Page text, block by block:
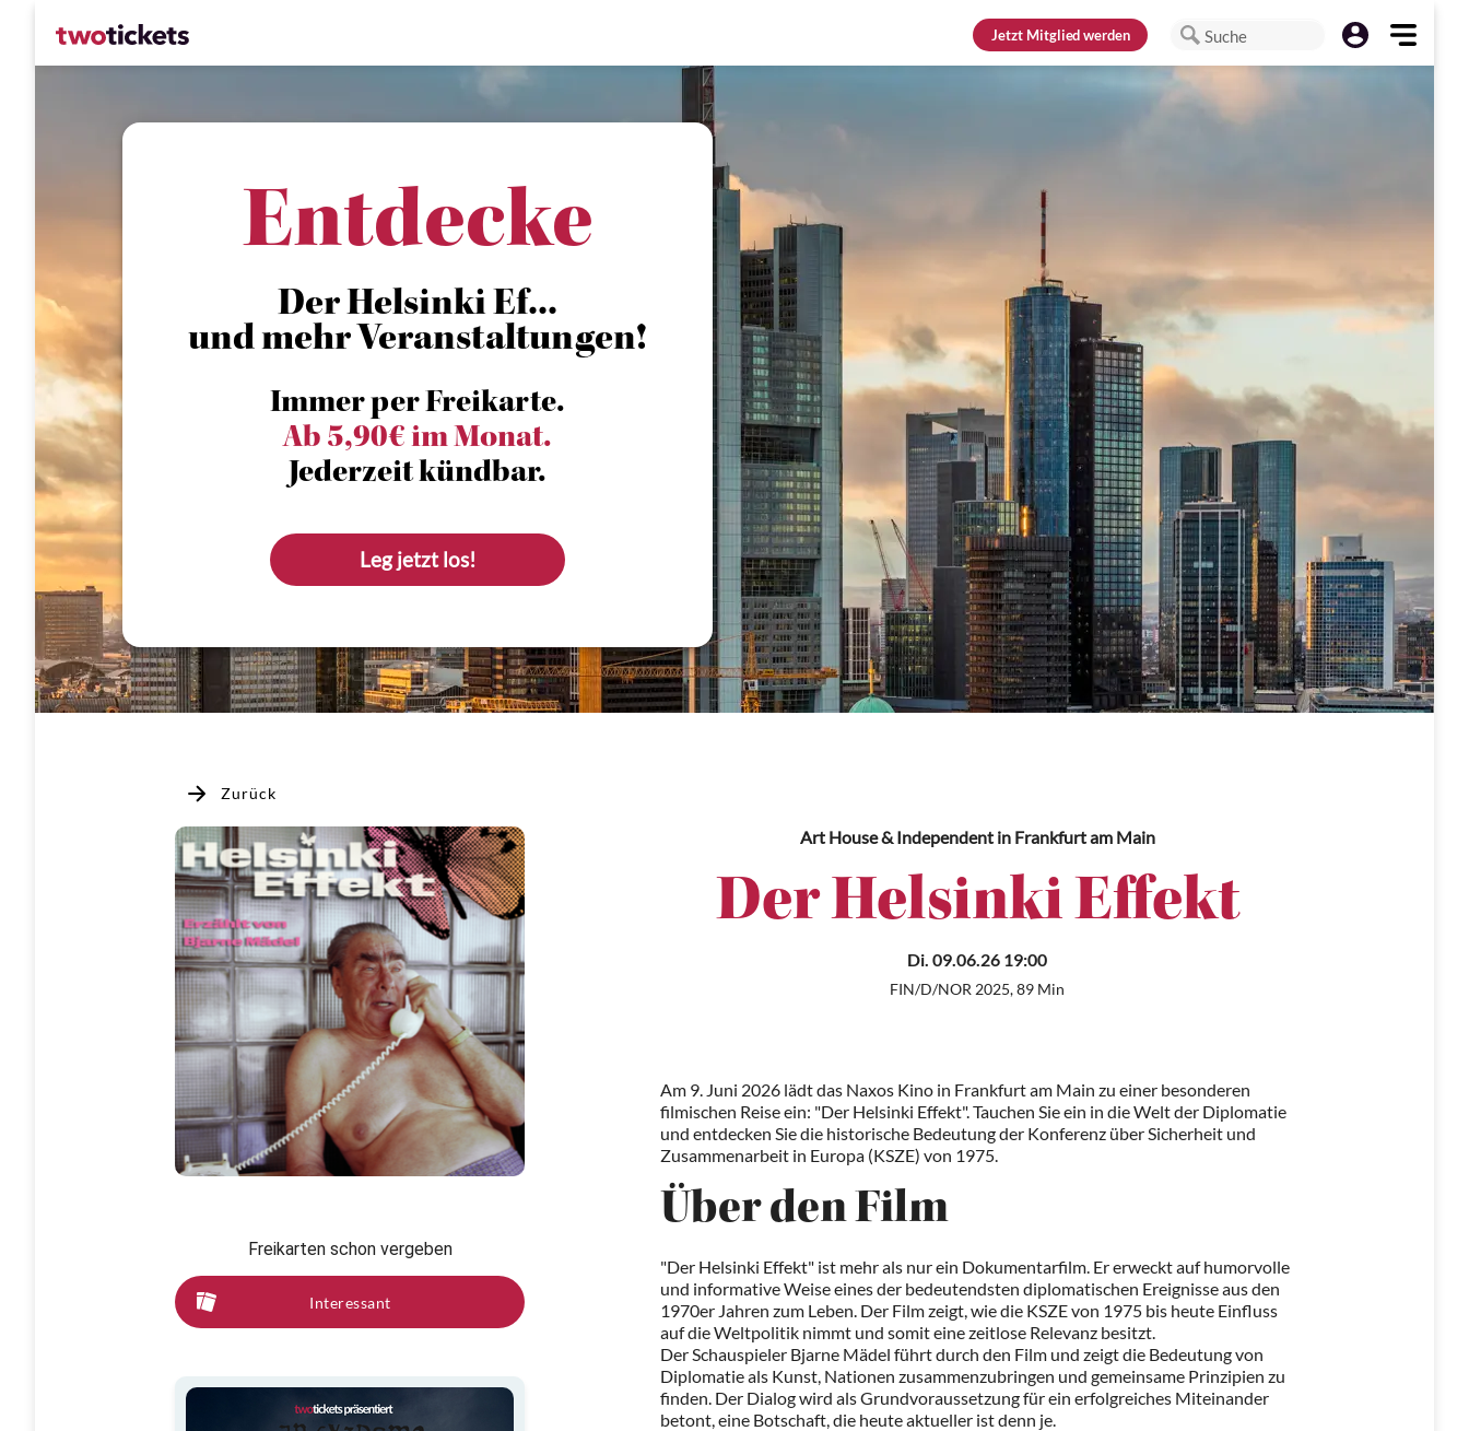
JetztMitglied werden Suche
Entdecke
Der Helsinki Ef...
und mehr Veranstaltungen!
Immer per Freikarte.
Ab 5,90€ im Monat.
Jederzeit kündbar.
Leg jetzt los!
Zurück
Freikarten schon vergeben
Interessant
Art House & Independentin Frankfurt am Main
Der Helsinki Effekt
Di. 09.06.26 19:00
FIN/D/NOR 2025, 89 Min
Am 9. Juni 2026 lädt das Naxos Kino in Frankfurt am Main zu einer besonderen
filmischen Reise ein: "Der Helsinki Effekt". Tauchen Sie ein in die Welt der Diplomatie
und entdecken Sie die historische Bedeutung der Konferenz über Sicherheit und
Zusammenarbeit in Europa (KSZE) von 1975.
Über den Film
"Der Helsinki Effekt" ist mehr als nur ein Dokumentarfilm. Er erweckt auf humorvolle
und informative Weise eines der bedeutendsten diplomatischen Ereignisse aus den
1970er Jahren zum Leben. Der Film zeigt, wie die KSZE von 1975 bis heute Einfluss
auf die Weltpolitik nimmt und somit eine zeitlose Relevanz besitzt.
Der Schauspieler Bjarne Mädel führt durch den Film und zeigt die Bedeutung von
Diplomatie als Kunst, Nationen zusammenzubringen und gemeinsame Prinzipien zu
finden. Der Dialog wird als Grundvoraussetzung für ein erfolgreiches Miteinander
betont, eine Botschaft, die heute aktueller ist denn je.